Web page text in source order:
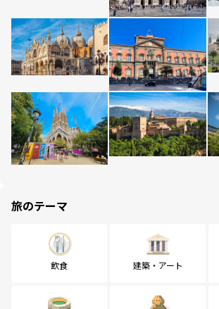
旅のテーマ
飲食 建築・アート